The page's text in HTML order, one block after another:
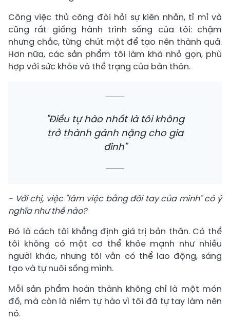
Công việc thủ công đòi hỏi sự kiên nhẫn, tỉ mỉ và
cũng rất giống hành trình sống của tôi: chậm
nhưng chắc, từng chút một để tạo nên thành quả.
Hơn nữa, các sản phẩm tôi làm khá nhỏ gọn, phù
hợp với sức khỏe và thể trạng của bản thân.
"Điều tự hào nhất là tôi không
trở thành gánh nặng cho gia
đình"
- Với chị, việc "làm việc bằng đôi tay của mình" có ý
nghĩa như thế nào?
Đó là cách tôi khẳng định giá trị bản thân. Có thể
tôi không có một cơ thể khỏe mạnh như nhiều
người khác, nhưng tôi vẫn có thể lao động, sáng
tạo và tự nuôi sống mình.
Mỗi sản phẩm hoàn thành không chỉ là một món
đồ, mà còn là niềm tự hào vì tôi đã tự tay làm nên
nó.